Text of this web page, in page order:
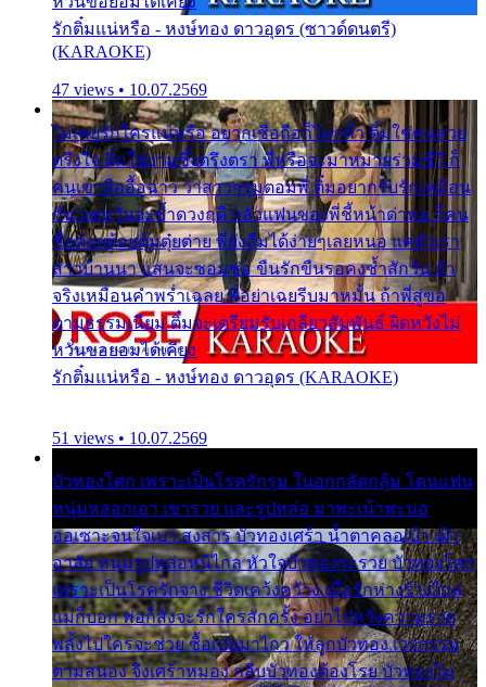
รักติ๋มแน่หรือ - หงษ์ทอง ดาวอุดร (ซาวด์ดนตรี)
(KARAOKE)
47 views • 10.07.2569
ไม่เคยรักใครแน่หรือ อยากเชื่อถือก็ไม่กล้า ติ๋มใช่คนสวย
ตรึงใจ ติ๋มใช่งามซึ้งตรึงตรา พี่หรือจะมาหมายร่วมชีวี ก็
คนเขาลืออื้อฉาว ว่าสาวๆรุมตอมพี่ ติ๋มอยากรับรักเหมือน
กัน แต่หวั่นจะช้ำดวงฤดี กลัวแฟนของพี่ชี้หน้าด่าทอ ก็คน
ชื่อต๋อยต้อยตุ้มตุ๋ยต่าย พี่ยังลืมได้ง่ายๆเลยหนอ แค่ตัวเรา
สาวบ้านนา แสนจะซอมซ่อ ขืนรักขืนรอคงช้ำสักวัน ถ้า
จริงเหมือนคำพร่ำเฉลย พี่อย่าเฉยรีบมาหมั้น ถ้าพี่สู่ขอ
ตามธรรมเนียม ติ๋มจะเตรียมรับเกลียวสัมพันธ์ ผิดหวังไม่
หวั่นขอยอมได้เคียง
รักติ๋มแน่หรือ - หงษ์ทอง ดาวอุดร (KARAOKE)
51 views • 10.07.2569
บัวทองโศก เพราะเป็นโรครักรุม ในอกกลัดกลุ้ม โดนแฟน
หนุ่มหลอกเอา เขารวย และรูปหล่อ มาพะเน้าพะนอ
ออเซาะจนใจเบา สงสาร บัวทองเศร้า น้ำตาคลอเบ้า เฝ้า
อาลัย หนุ่มรูปหล่อหนีไกล หัวใจบัวทองระรวย บัวทองโศก
เพราะเป็นโรครักจาง ชีวิตเคว้งคว้าง เมื่อรักห่างร้างไกล
แม่ก็บอก พ่อก็สั่งจะรักใครสักครั้ง อย่าไปหวังความรวย
พลั้งไปใครจะช่วย ซื้อเปลมาไกว ให้ลูกบัวทอง เวรกรรม
ตามสนอง จึงเศร้าหมอง กลีบบัวทองต้องโรย บัวทองไม่